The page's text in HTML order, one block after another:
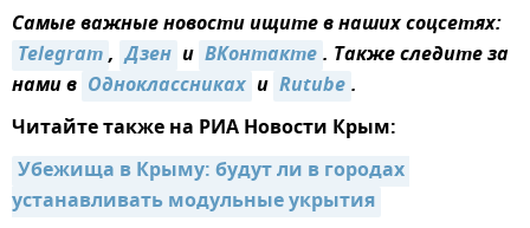
Самые важные новости ищите в наших соцсетях:
Telegram, Дзен и ВКонтакте. Также следите за
нами в Одноклассниках и Rutube.
Читайте также на РИА Новости Крым:
Убежища в Крыму: будут ли в городах
устанавливать модульные укрытия